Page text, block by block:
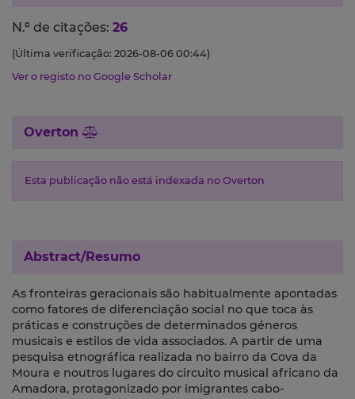
N.º de citações: 26
(Última verificação: 2026-08-06 00:44)
Ver o registo no Google Scholar
Overton
Esta publicação não está indexada no Overton
Abstract/Resumo
As fronteiras geracionais são habitualmente apontadas
como fatores de diferenciação social no que toca às
práticas e construções de determinados géneros
musicais e estilos de vida associados. A partir de uma
pesquisa etnográfica realizada no bairro da Cova da
Moura e noutros lugares do circuito musical africano da
Amadora, protagonizado por imigrantes cabo-